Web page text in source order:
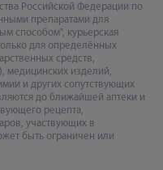
Российской Федерации по
препаратами для
способом", курьерская
для определённых
средств,
медицинских изделий,
и других сопутствующих
до ближайшей аптеки и
рецепта,
участвующих в
быть ограничен или